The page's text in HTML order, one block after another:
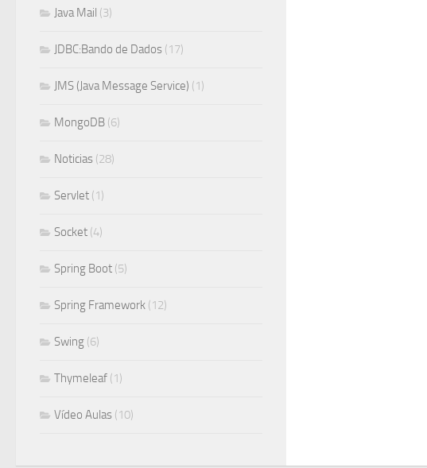
Java Mail (3)
JDBC:Bando de Dados (17)
JMS (Java Message Service) (1)
MongoDB (6)
Noticias (28)
Servlet (1)
Socket (4)
Spring Boot (5)
Spring Framework (12)
Swing (6)
Thymeleaf (1)
Vídeo Aulas (10)